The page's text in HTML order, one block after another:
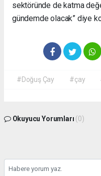
sektöründe de katma
gündemde olacak” diye
#Doğuş Çay #çay
Okuyucu Yorumları (0)